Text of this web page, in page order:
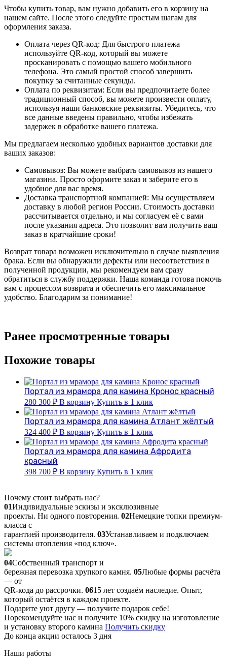
Чтобы купить товар, вам нужно добавить его в корзину на
нашем сайте. После этого следуйте простым шагам для
оформления заказа.
Оплата через QR-код: Для быстрого платежа
используйте QR-код, который вы можете
просканировать с помощью вашего мобильного
телефона. Это самый простой способ завершить
покупку за считанные секунды.
Оплата по реквизитам: Если вы предпочитаете более
традиционный способ, вы можете произвести оплату,
используя наши банковские реквизиты. Убедитесь, что
все данные введены правильно, чтобы избежать
задержек в обработке вашего платежа.
Мы предлагаем несколько удобных вариантов доставки для
ваших заказов:
Самовывоз: Вы можете выбрать самовывоз из нашего
магазина. Просто оформите заказ и заберите его в
удобное для вас время.
Доставка транспортной компанией: Мы осуществляем
доставку в любой регион России. Стоимость доставки
рассчитывается отдельно, и мы согласуем её с вами
после указания адреса. Это позволит вам получить ваш
заказ в кратчайшие сроки!
Возврат товара возможен исключительно в случае выявления
брака. Если вы обнаружили дефекты или несоответствия в
полученной продукции, мы рекомендуем вам сразу
обратиться в службу поддержки. Наша команда готова помочь
вам с процессом возврата и обеспечить его максимальное
удобство. Благодарим за понимание!
Ранее просмотренные товары
Похожие товары
Портал из мрамора для камина Кронос красный
280 300 ₽ В корзину Купить в 1 клик
Портал из мрамора для камина Атлант жёлтый
324 400 ₽ В корзину Купить в 1 клик
Портал из мрамора для камина Афродита
красный
398 700 ₽ В корзину Купить в 1 клик
Почему стоит выбрать нас?
01Индивидуальные эскизы и эксклюзивные
проекты. Ни одного повторения. 02Немецкие топки премиум-
класса с
гарантией производителя. 03Устанавливаем и подключаем
системы отопления «под ключ».
04Собственный транспорт и
бережная перевозка хрупкого камня. 05Любые формы расчёта
— от
QR-кода до рассрочки. 0615 лет создаём наследие. Опыт,
который остаётся в каждом проекте.
Подарите уют другу — получите подарок себе!
Порекомендуйте нас и получите 10% скидку на изготовление
и установку второго камина Получить скидку
До конца акции осталось 3 дня
Наши работы